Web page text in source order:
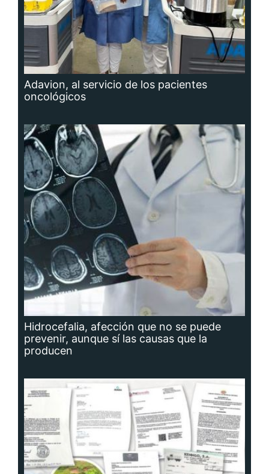
Adavion, al servicio de los pacientes
oncológicos
Hidrocefalia, afección que no se puede
prevenir, aunque sí las causas que la
producen